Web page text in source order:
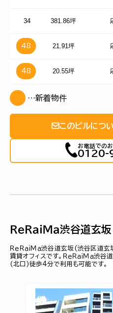
34 381.86坪
48 21.91坪
48 20.55坪
…新着物件
このビルにつ
お電話での
0120-
ＲｅＲａｉＭａ渋谷道玄坂
ＲｅＲａｉＭａ渋谷道玄坂(渋谷区
賃貸オフィスです。ＲｅＲａｉＭａ
(北口)徒歩4分で利用も可能です。